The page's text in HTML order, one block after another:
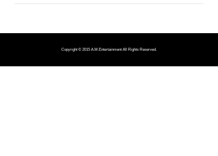
Copyright © 2015 A.M.Entertainment All Rights Reserved.